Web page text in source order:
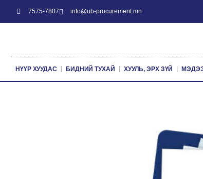
7575-7807 info@ub-procurement.mn
НҮҮР ХУУДАС БИДНИЙ ТУХАЙ ХУУЛЬ, ЭРХ ЗҮЙ